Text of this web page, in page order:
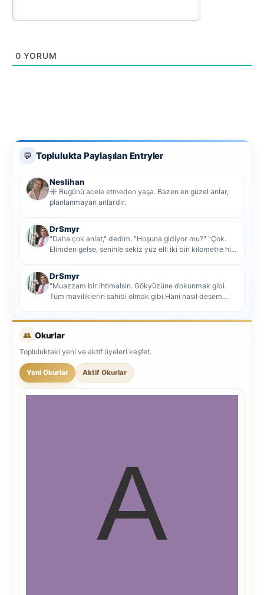
0 YORUM
💬 Toplulukta Paylaşılan Entryler
Neslihan
☀️ Bugünü acele etmeden yaşa. Bazen en güzel anlar,
planlanmayan anlardır.
DrSmyr
"Daha çok anlat," dedim. "Hoşuna gidiyor mu?" "Çok.
Elimden gelse, seninle sekiz yüz elli iki bin kilometre hi...
DrSmyr
"Muazzam bir ihtimalsin. Gökyüzüne dokunmak gibi.
Tüm maviliklerin sahibi olmak gibi Hani nasıl desem
👥 Okurlar
Topluluktaki yeni ve aktif üyeleri keşfet.
Yeni Okurlar Aktif Okurlar